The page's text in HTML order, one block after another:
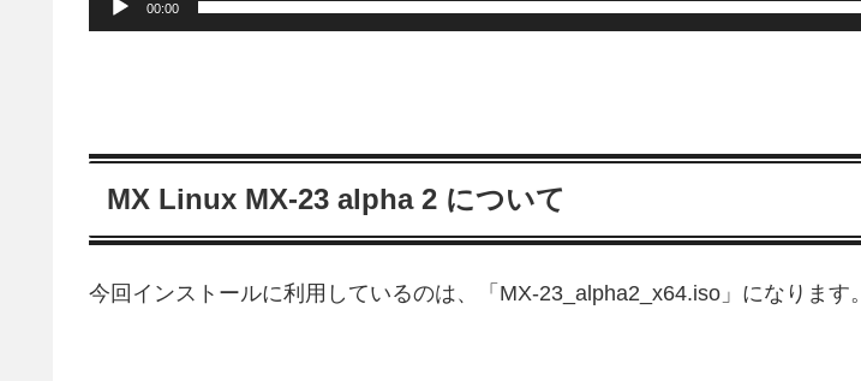
00:00
MX Linux MX-23 alpha 2 について
今回インストールに利用しているのは、「MX-23_alpha2_x64.iso」になります。